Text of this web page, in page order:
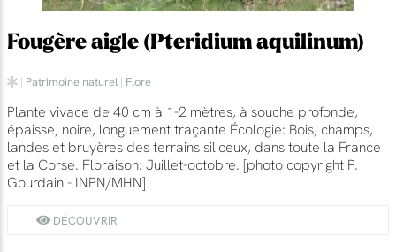
Fougère aigle (Pteridium aquilinum)
| Patrimoine naturel | Flore
Plante vivace de 40 cm à 1-2 mètres, à souche profonde,
épaisse, noire, longuement traçante Écologie: Bois, champs,
landes et bruyères des terrains siliceux, dans toute la France
et la Corse. Floraison: Juillet-octobre. [photo copyright P.
Gourdain - INPN/MHN]
DÉCOUVRIR